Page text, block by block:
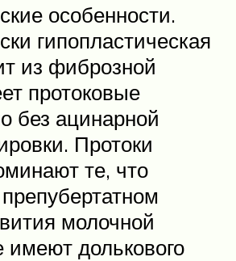
особенности.
гипопластическая
из фиброзной
протоковые
без ацинарной
Протоки
те, что
молочной
долькового